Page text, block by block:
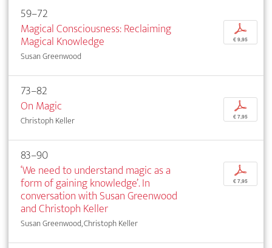
59–72
Magical Consciousness: Reclaiming
Magical Knowledge
Susan Greenwood
p
€ 9,95
73–82
On Magic
Christoph Keller
p
€ 7,95
83–90
‘We need to understand magic as a
form of gaining knowledge’. In
conversation with Susan Greenwood
and Christoph Keller
Susan Greenwood, Christoph Keller
p
€ 7,95